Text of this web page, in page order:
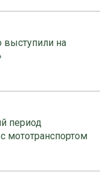
на
период
мототранспортом